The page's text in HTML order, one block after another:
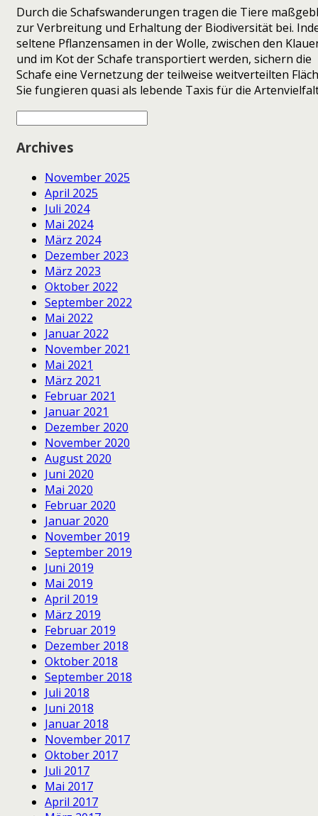
Durch die Schafswanderungen tragen die Tiere
zur Verbreitung und Erhaltung der Biodiversität bei.
seltene Pflanzensamen in der Wolle, zwischen den
und im Kot der Schafe transportiert werden, sichern die
Schafe eine Vernetzung der teilweise weitverteilten
Sie fungieren quasi als lebende Taxis für die
Archives
November 2025
April 2025
Juli 2024
Mai 2024
März 2024
Dezember 2023
März 2023
Oktober 2022
September 2022
Mai 2022
Januar 2022
November 2021
Mai 2021
März 2021
Februar 2021
Januar 2021
Dezember 2020
November 2020
August 2020
Juni 2020
Mai 2020
Februar 2020
Januar 2020
November 2019
September 2019
Juni 2019
Mai 2019
April 2019
März 2019
Februar 2019
Dezember 2018
Oktober 2018
September 2018
Juli 2018
Juni 2018
Januar 2018
November 2017
Oktober 2017
Juli 2017
Mai 2017
April 2017